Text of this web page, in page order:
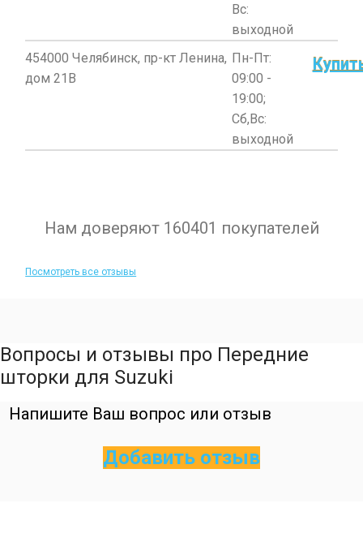
Вс:
выходной
454000 Челябинск, пр-кт Ленина,
дом 21В
Пн-Пт:
09:00 -
19:00;
Сб,Вс:
выходной
Нам доверяют 160401 покупателей
Посмотреть все отзывы
Вопросы и отзывы про Передние
шторки для Suzuki
Напишите Ваш вопрос или отзыв
Добавить отзыв